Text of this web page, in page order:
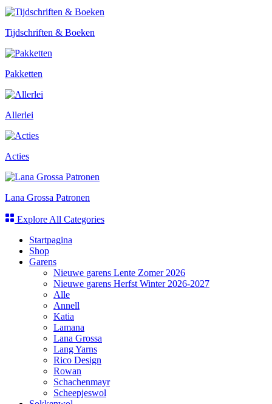
Tijdschriften & Boeken
Pakketten
Allerlei
Acties
Lana Grossa Patronen
Explore All Categories
Startpagina
Shop
Garens
Nieuwe garens Lente Zomer 2026
Nieuwe garens Herfst Winter 2026-2027
Alle
Annell
Katia
Lamana
Lana Grossa
Lang Yarns
Rico Design
Rowan
Schachenmayr
Scheepjeswol